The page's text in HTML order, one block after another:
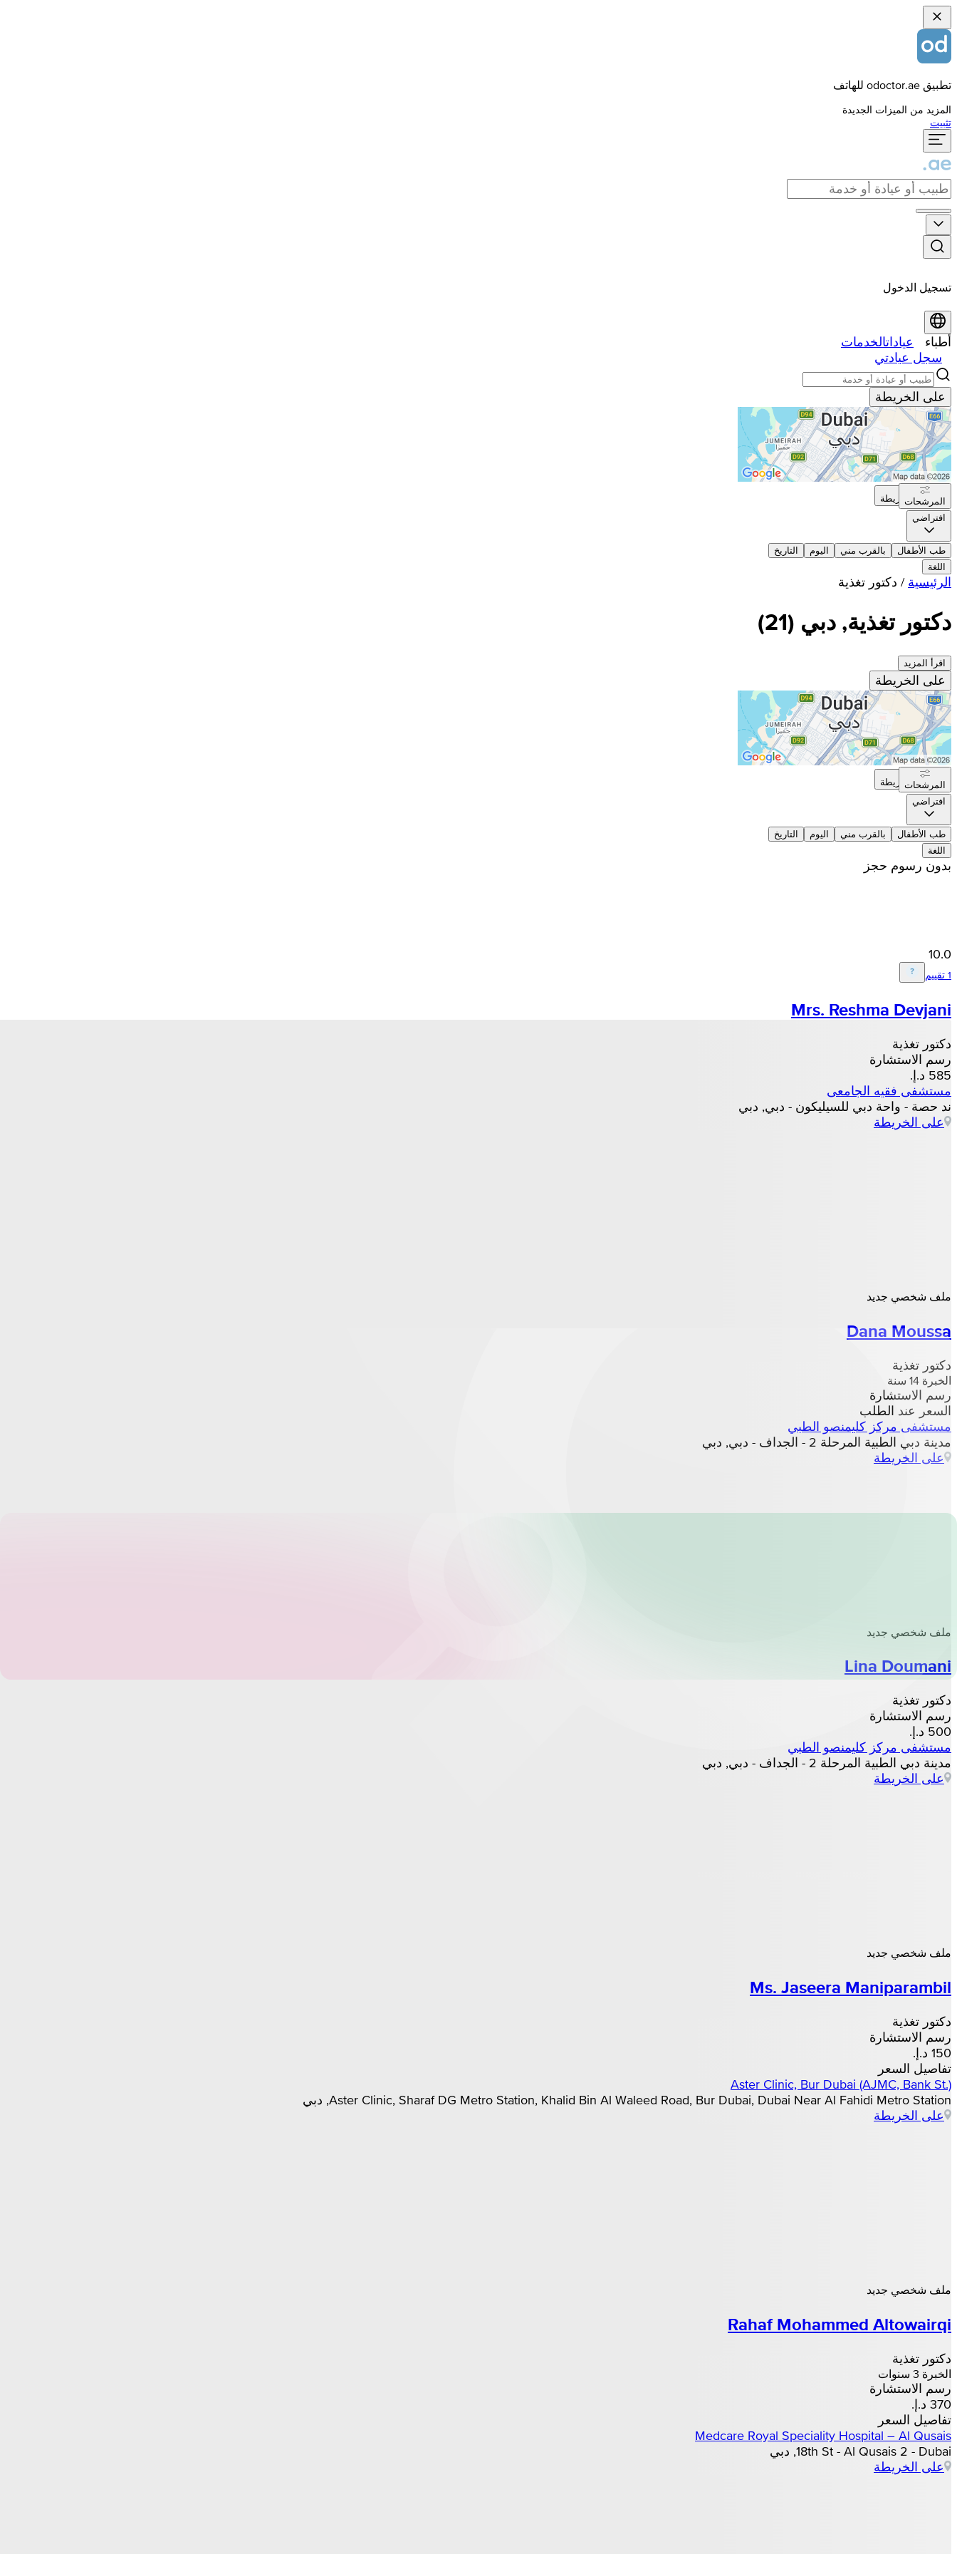
تطبيق odoctor.ae للهاتف
المزيد من الميزات الجديدة
تثبيت
تسجيل الدخول
أطباء عياداتالخدمات
سجل عيادتي
على الخريطة
على الخريطة
المرشحات
افتراضي
طب الأطفال بالقرب مني اليوم
التاريخ
اللغة
الرئيسية / دكتور تغذية
دكتور تغذية, دبي (
21
)
اقرأ المزيد
على الخريطة
على الخريطة
المرشحات
افتراضي
طب الأطفال بالقرب مني اليوم
التاريخ
اللغة
بدون رسوم حجز
10.0
1 تقييم
Mrs. Reshma Devjani
دكتور تغذية
رسم الاستشارة
مستشفى فقيه الجامعى
ند حصة - واحة دبي للسيليكون - دبي, دبي
على الخريطة
ملف شخصي جديد
Dana Moussa
دكتور تغذية
الخبرة 14 سنة
رسم الاستشارة
السعر عند الطلب
مستشفى مركز كليمنصو الطبي
مدينة دبي الطبية المرحلة 2 - الجداف - دبي, دبي
على الخريطة
ملف شخصي جديد
Lina Doumani
دكتور تغذية
رسم الاستشارة
مستشفى مركز كليمنصو الطبي
مدينة دبي الطبية المرحلة 2 - الجداف - دبي, دبي
على الخريطة
ملف شخصي جديد
Ms. Jaseera Maniparambil
دكتور تغذية
رسم الاستشارة
تفاصيل السعر
Aster Clinic, Bur Dubai (AJMC, Bank St.)
Aster Clinic, Sharaf DG Metro Station, Khalid Bin Al Waleed Road, Bur Dubai, Dubai Near Al Fahidi Metro Station, دبي
على الخريطة
ملف شخصي جديد
Rahaf Mohammed Altowairqi
دكتور تغذية
الخبرة 3 سنوات
رسم الاستشارة
تفاصيل السعر
Medcare Royal Speciality Hospital – Al Qusais
18th St - Al Qusais 2 - Dubai, دبي
على الخريطة